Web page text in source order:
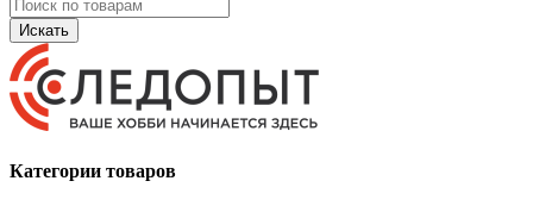
Искать
Категории товаров